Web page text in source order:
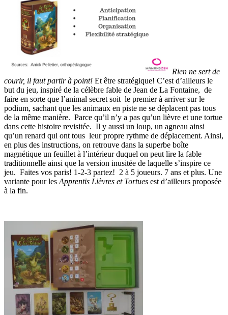
Rien ne sert de
courir, il faut partir à point! Et être stratégique! C’est d’ailleurs le
but du jeu, inspiré de la célèbre fable de Jean de La Fontaine, de
faire en sorte que l’animal secret soit le premier à arriver sur le
podium, sachant que les animaux en piste ne se déplacent pas tous
de la même manière. Parce qu’il n’y a pas qu’un lièvre et une tortue
dans cette histoire revisitée. Il y aussi un loup, un agneau ainsi
qu’un renard qui ont tous leur propre rythme de déplacement. Ainsi,
en plus des instructions, on retrouve dans la superbe boîte
magnétique un feuillet à l’intérieur duquel on peut lire la fable
traditionnelle ainsi que la version inusitée de laquelle s’inspire ce
jeu. Faites vos paris! 1-2-3 partez! 2 à 5 joueurs. 7 ans et plus. Une
variante pour les Apprentis Lièvres et Tortues est d’ailleurs proposée
à la fin.